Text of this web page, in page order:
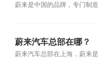
蔚来是中国的品牌，专门制造
蔚来汽车总部在哪？
蔚来汽车总部在上海，蔚来